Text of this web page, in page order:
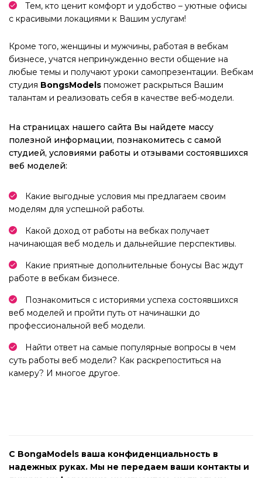
Тем, кто ценит комфорт и удобство – уютные офисы
с красивыми локациями к Вашим услугам!
Кроме того, женщины и мужчины, работая в вебкам
бизнесе, учатся непринужденно вести общение на
любые темы и получают уроки самопрезентации. Вебкам
студия BongsModels поможет раскрыться Вашим
талантам и реализовать себя в качестве веб-модели.
На страницах нашего сайта Вы найдете массу
полезной информации, познакомитесь с самой
студией, условиями работы и отзывами состоявшихся
веб моделей:
Какие выгодные условия мы предлагаем своим
моделям для успешной работы.
Какой доход от работы на вебках получает
начинающая веб модель и дальнейшие перспективы.
Какие приятные дополнительные бонусы Вас ждут
работе в вебкам бизнесе.
Познакомиться с историями успеха состоявшихся
веб моделей и пройти путь от начинашки до
профессиональной веб модели.
Найти ответ на самые популярные вопросы в чем
суть работы веб модели? Как раскрепоститься на
камеру? И многое другое.
С BongaModels ваша конфиденциальность в
надежных руках. Мы не передаем ваши контакты и